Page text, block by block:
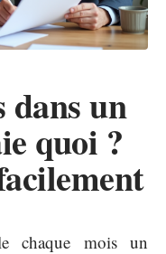
dans un
quoi ?
chaque mois un